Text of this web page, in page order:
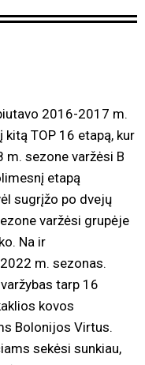
2016-2017 m.
TOP 16 etapą, kur
sezone varžėsi B
etapą
sugrįžo po dvejų
varžėsi grupėje
Na ir
m. sezonas.
tarp 16
kovos
Bolonijos Virtus.
sekėsi sunkiau,